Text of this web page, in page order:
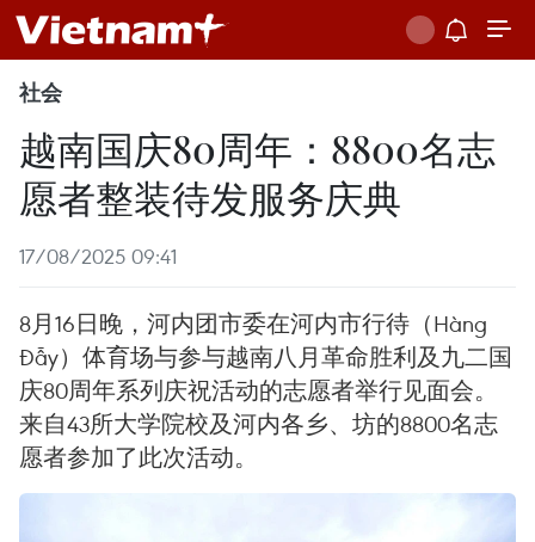
社会
越南国庆80周年：8800名志
愿者整装待发服务庆典
17/08/2025 09:41
8月16日晚，河内团市委在河内市行待（Hàng
Đẫy）体育场与参与越南八月革命胜利及九二国
庆80周年系列庆祝活动的志愿者举行见面会。
来自43所大学院校及河内各乡、坊的8800名志
愿者参加了此次活动。